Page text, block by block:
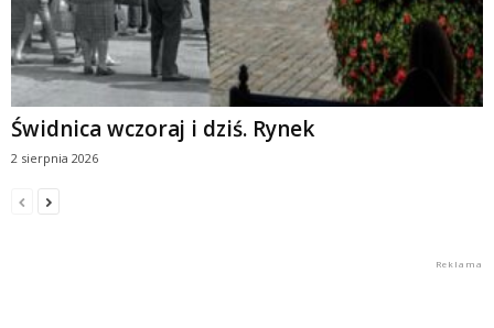
Świdnica wczoraj i dziś. Rynek
2 sierpnia 2026